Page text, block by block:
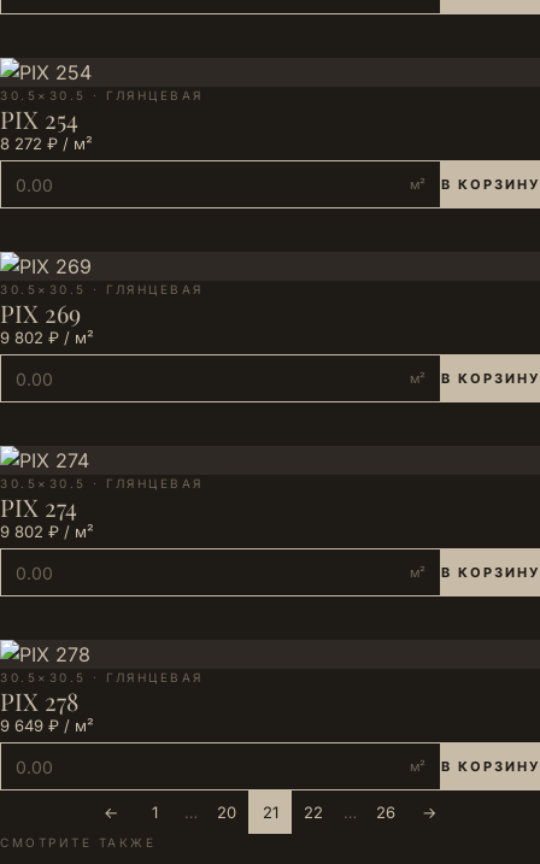
30.5×30.5 · ГЛЯНЦЕВАЯ
PIX 254
8 272 ₽ / м²
м² В КОРЗИНУ
30.5×30.5 · ГЛЯНЦЕВАЯ
PIX 269
9 802 ₽ / м²
м² В КОРЗИНУ
30.5×30.5 · ГЛЯНЦЕВАЯ
PIX 274
9 802 ₽ / м²
м² В КОРЗИНУ
30.5×30.5 · ГЛЯНЦЕВАЯ
PIX 278
9 649 ₽ / м²
м² В КОРЗИНУ
← 1 … 20 21 22 … 26 →
СМОТРИТЕ ТАКЖЕ